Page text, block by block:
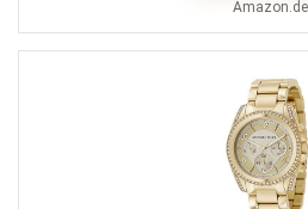
Amazon.de